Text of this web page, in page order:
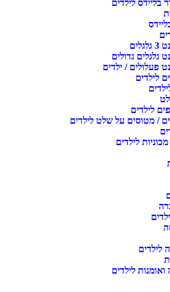
בליידס לילדים
גלגלים גדולים
פעלולים / ילדים
לילדים
לילדים
/ מטוסים על שלט לילדים
לילדים
לילדים
לילדים